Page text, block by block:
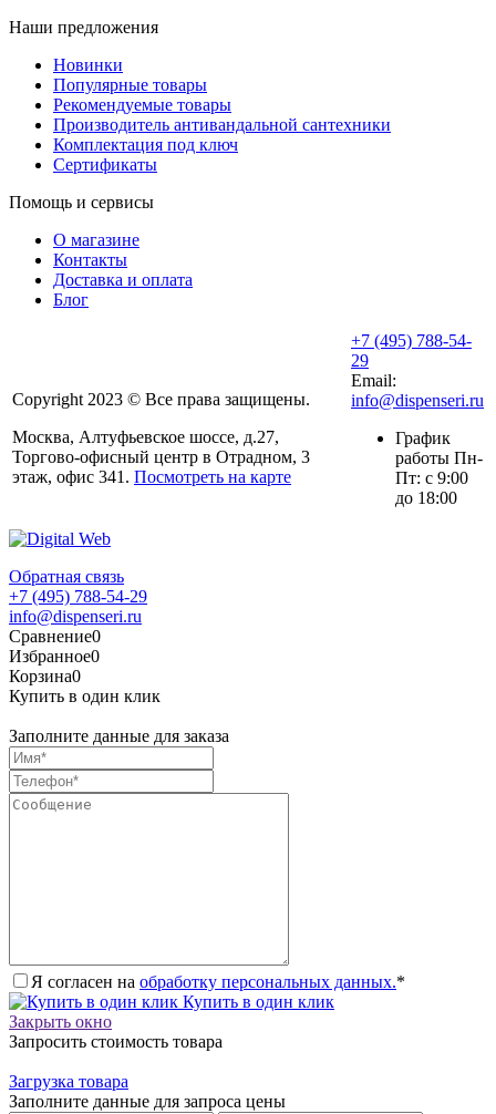
Наши предложения
Новинки
Популярные товары
Рекомендуемые товары
Производитель антивандальной сантехники
Комплектация под ключ
Сертификаты
Помощь и сервисы
О магазине
Контакты
Доставка и оплата
Блог
Copyright 2023 © Все права защищены.
Москва, Алтуфьевское шоссе, д.27,
Торгово-офисный центр в Отрадном, 3
этаж, офис 341. Посмотреть на карте
+7 (495) 788-54-
29
Email:
info@dispenseri.ru
График
работы Пн-
Пт: с 9:00
до 18:00
Обратная связь
+7 (495) 788-54-29
info@dispenseri.ru
Сравнение0
Избранное0
Корзина0
Купить в один клик
Заполните данные для заказа
Я согласен на обработку персональных данных.*
Купить в один клик
Закрыть окно
Запросить стоимость товара
Загрузка товара
Заполните данные для запроса цены